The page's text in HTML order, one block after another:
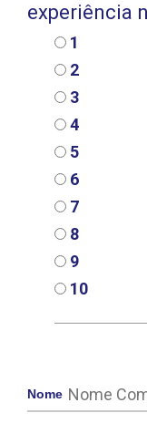
experiência
1
2
3
4
5
6
7
8
9
10
Nome